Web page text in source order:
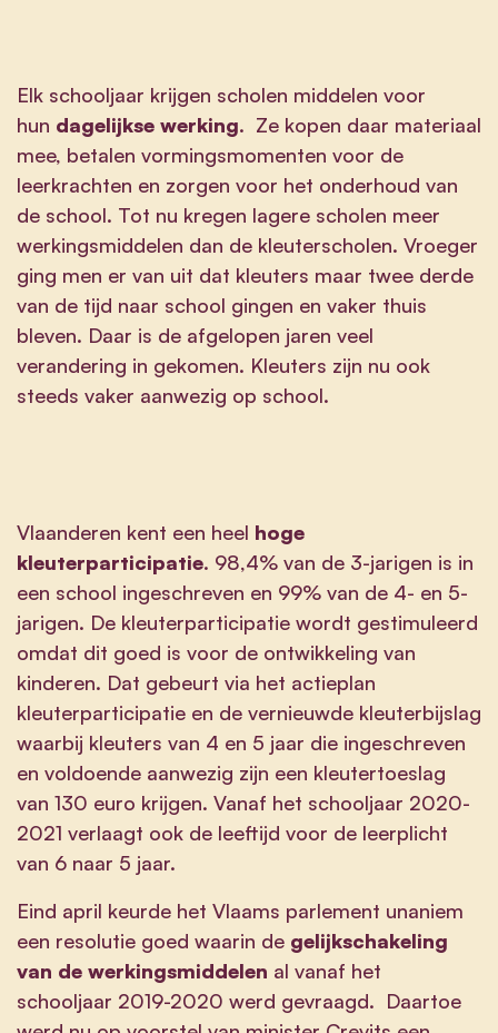
Elk schooljaar krijgen scholen middelen voor
hun dagelijkse werking. Ze kopen daar materiaal
mee, betalen vormingsmomenten voor de
leerkrachten en zorgen voor het onderhoud van
de school. Tot nu kregen lagere scholen meer
werkingsmiddelen dan de kleuterscholen. Vroeger
ging men er van uit dat kleuters maar twee derde
van de tijd naar school gingen en vaker thuis
bleven. Daar is de afgelopen jaren veel
verandering in gekomen. Kleuters zijn nu ook
steeds vaker aanwezig op school.
Vlaanderen kent een heel hoge
kleuterparticipatie. 98,4% van de 3-jarigen is in
een school ingeschreven en 99% van de 4- en 5-
jarigen. De kleuterparticipatie wordt gestimuleerd
omdat dit goed is voor de ontwikkeling van
kinderen. Dat gebeurt via het actieplan
kleuterparticipatie en de vernieuwde kleuterbijslag
waarbij kleuters van 4 en 5 jaar die ingeschreven
en voldoende aanwezig zijn een kleutertoeslag
van 130 euro krijgen. Vanaf het schooljaar 2020-
2021 verlaagt ook de leeftijd voor de leerplicht
van 6 naar 5 jaar.
Eind april keurde het Vlaams parlement unaniem
een resolutie goed waarin de gelijkschakeling
van de werkingsmiddelen al vanaf het
schooljaar 2019-2020 werd gevraagd. Daartoe